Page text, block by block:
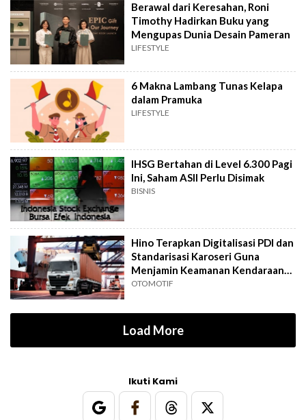
Berawal dari Keresahan, Roni
Timothy Hadirkan Buku yang
Mengupas Dunia Desain Pameran
LIFESTYLE
6 Makna Lambang Tunas Kelapa
dalam Pramuka
LIFESTYLE
IHSG Bertahan di Level 6.300 Pagi
Ini, Saham ASII Perlu Disimak
BISNIS
Hino Terapkan Digitalisasi PDI dan
Standarisasi Karoseri Guna
Menjamin Keamanan Kendaraan
Niaga
OTOMOTIF
Load More
Ikuti Kami